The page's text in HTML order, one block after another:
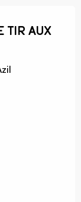
tir aux